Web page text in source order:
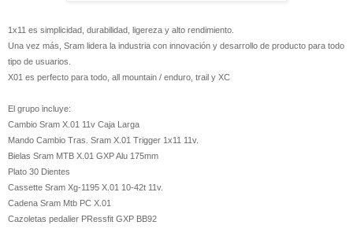
1x11 es simplicidad, durabilidad, ligereza y alto rendimiento.
Una vez más, Sram lidera la industria con innovación y desarrollo de producto para todo
tipo de usuarios.
X01 es perfecto para todo, all mountain / enduro, trail y XC
El grupo incluye:
Cambio Sram X.01 11v Caja Larga
Mando Cambio Tras. Sram X.01 Trigger 1x11 11v.
Bielas Sram MTB X.01 GXP Alu 175mm
Plato 30 Dientes
Cassette Sram Xg-1195 X.01 10-42t 11v.
Cadena Sram Mtb PC X.01
Cazoletas pedalier PRessfit GXP BB92